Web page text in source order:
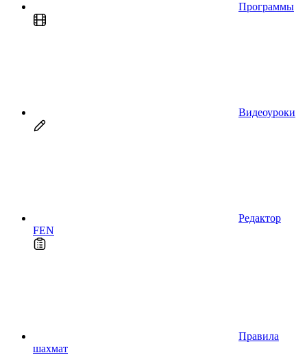
Программы
Видеоуроки
Редактор
FEN
Правила
шахмат